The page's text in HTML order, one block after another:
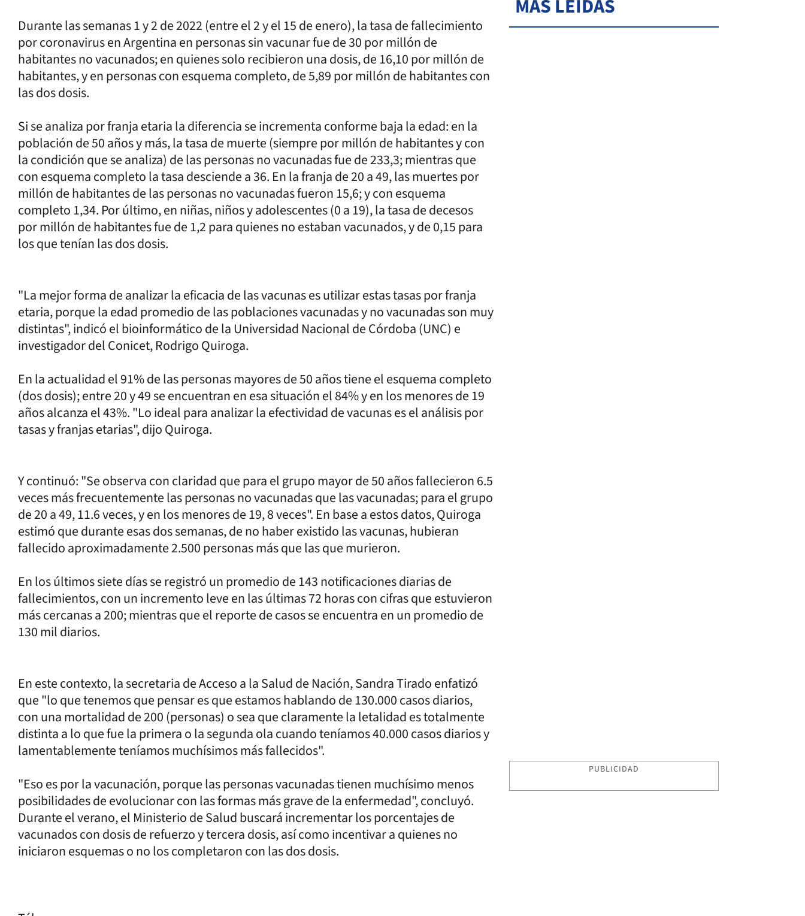
Durante las semanas 1 y 2 de 2022 (entre el 2 y el 15 de enero), la tasa de fallecimiento
por coronavirus en Argentina en personas sin vacunar fue de 30 por millón de
habitantes no vacunados; en quienes solo recibieron una dosis, de 16,10 por millón de
habitantes, y en personas con esquema completo, de 5,89 por millón de habitantes con
las dos dosis.
Si se analiza por franja etaria la diferencia se incrementa conforme baja la edad: en la
población de 50 años y más, la tasa de muerte (siempre por millón de habitantes y con
la condición que se analiza) de las personas no vacunadas fue de 233,3; mientras que
con esquema completo la tasa desciende a 36. En la franja de 20 a 49, las muertes por
millón de habitantes de las personas no vacunadas fueron 15,6; y con esquema
completo 1,34. Por último, en niñas, niños y adolescentes (0 a 19), la tasa de decesos
por millón de habitantes fue de 1,2 para quienes no estaban vacunados, y de 0,15 para
los que tenían las dos dosis.
"La mejor forma de analizar la eficacia de las vacunas es utilizar estas tasas por franja
etaria, porque la edad promedio de las poblaciones vacunadas y no vacunadas son muy
distintas", indicó el bioinformático de la Universidad Nacional de Córdoba (UNC) e
investigador del Conicet, Rodrigo Quiroga.
En la actualidad el 91% de las personas mayores de 50 años tiene el esquema completo
(dos dosis); entre 20 y 49 se encuentran en esa situación el 84% y en los menores de 19
años alcanza el 43%. "Lo ideal para analizar la efectividad de vacunas es el análisis por
tasas y franjas etarias", dijo Quiroga.
Y continuó: "Se observa con claridad que para el grupo mayor de 50 años fallecieron 6.5
veces más frecuentemente las personas no vacunadas que las vacunadas; para el grupo
de 20 a 49, 11.6 veces, y en los menores de 19, 8 veces". En base a estos datos, Quiroga
estimó que durante esas dos semanas, de no haber existido las vacunas, hubieran
fallecido aproximadamente 2.500 personas más que las que murieron.
En los últimos siete días se registró un promedio de 143 notificaciones diarias de
fallecimientos, con un incremento leve en las últimas 72 horas con cifras que estuvieron
más cercanas a 200; mientras que el reporte de casos se encuentra en un promedio de
130 mil diarios.
En este contexto, la secretaria de Acceso a la Salud de Nación, Sandra Tirado enfatizó
que "lo que tenemos que pensar es que estamos hablando de 130.000 casos diarios,
con una mortalidad de 200 (personas) o sea que claramente la letalidad es totalmente
distinta a lo que fue la primera o la segunda ola cuando teníamos 40.000 casos diarios y
lamentablemente teníamos muchísimos más fallecidos".
"Eso es por la vacunación, porque las personas vacunadas tienen muchísimo menos
posibilidades de evolucionar con las formas más grave de la enfermedad", concluyó.
Durante el verano, el Ministerio de Salud buscará incrementar los porcentajes de
vacunados con dosis de refuerzo y tercera dosis, así como incentivar a quienes no
iniciaron esquemas o no los completaron con las dos dosis.
MÁS LEÍDAS
PUBLICIDAD